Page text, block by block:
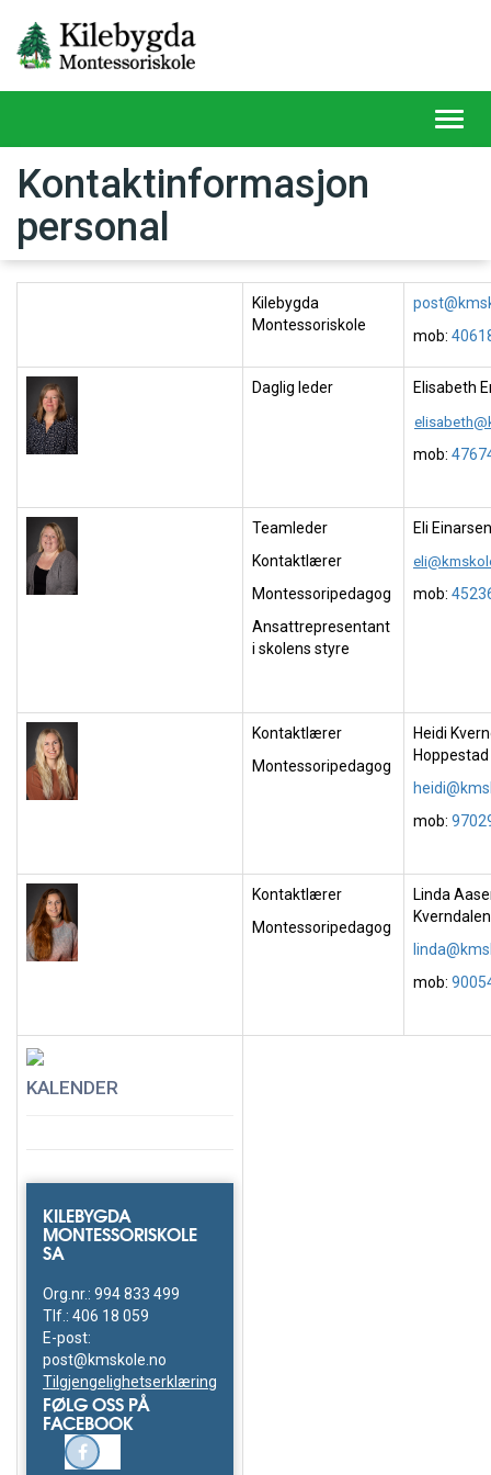
Kontaktinformasjon
personal
Kilebygda
Montessoriskole
mob:
Daglig leder Elisabeth
mob:
Teamleder
Kontaktlærer
Montessoripedagog
Ansattrepresentant
i skolens styre
Eli Einarsen
mob:
Kontaktlærer
Montessoripedagog
Heidi
Hoppestad
mob:
Kontaktlærer
Montessoripedagog
Linda
Kverndalen
mob:
KALENDER
KILEBYGDA
MONTESSORISKOLE
SA
Org.nr.: 994 833 499
Tlf.: 406 18 059
E-post:
post@kmskole.no
Tilgjengelighetserklæring
FØLG OSS PÅ
FACEBOOK